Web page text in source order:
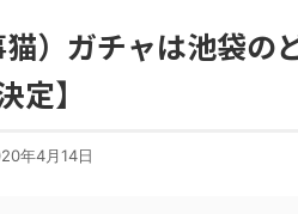
）ガチャは池袋の
定】
年4月14日